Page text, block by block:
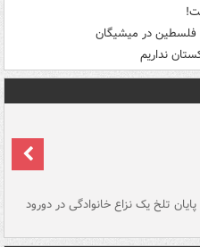
فلسطین در میشیگان
نداریم
پایان تلخ یک نزاع خانوادگی در دورود